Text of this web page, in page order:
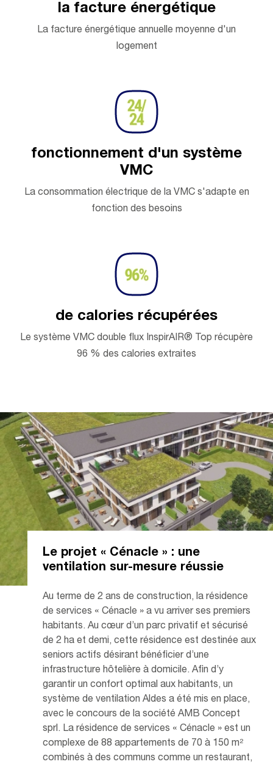
la facture énergétique
La facture énergétique annuelle moyenne d'un
logement
fonctionnement d'un système
VMC
La consommation électrique de la VMC s'adapte en
fonction des besoins
de calories récupérées
Le système VMC double flux InspirAIR® Top récupère
96 % des calories extraites
Le projet « Cénacle » : une
ventilation sur-mesure réussie
Au terme de 2 ans de construction, la résidence
de services « Cénacle » a vu arriver ses premiers
habitants. Au cœur d’un parc privatif et sécurisé
de 2 ha et demi, cette résidence est destinée aux
seniors actifs désirant bénéficier d’une
infrastructure hôtelière à domicile. Afin d’y
garantir un confort optimal aux habitants, un
système de ventilation Aldes a été mis en place,
avec le concours de la société AMB Concept
sprl. La résidence de services « Cénacle » est un
complexe de 88 appartements de 70 à 150 m²
combinés à des communs comme un restaurant,